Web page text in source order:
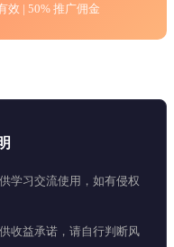
效 | 50% 推广佣金
学习交流使用，如有侵权
收益承诺，请自行判断风